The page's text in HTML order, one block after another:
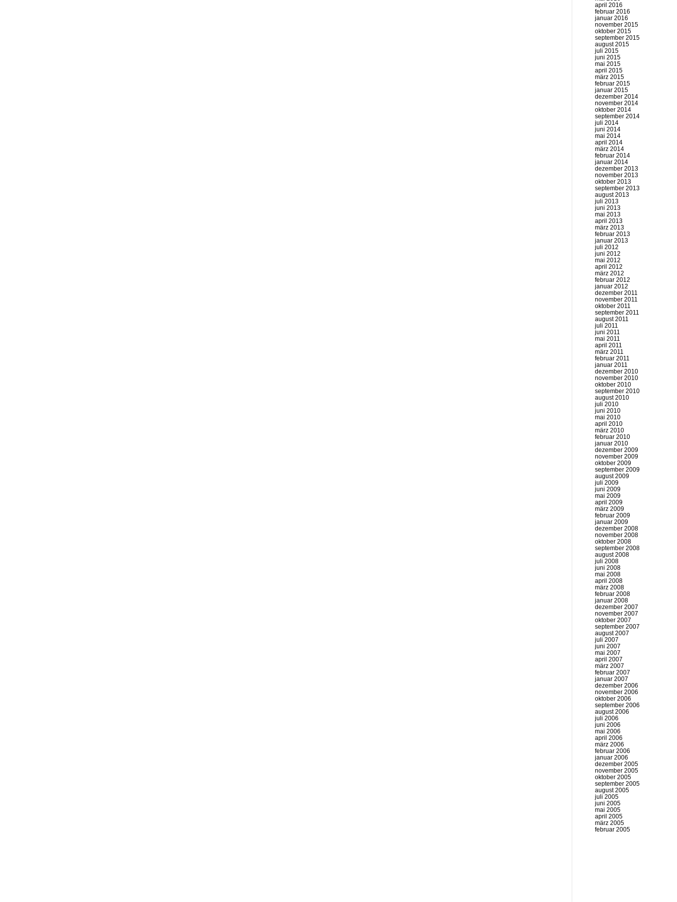
april 2016
februar 2016
januar 2016
november 2015
oktober 2015
september 2015
august 2015
juli 2015
juni 2015
mai 2015
april 2015
märz 2015
februar 2015
januar 2015
dezember 2014
november 2014
oktober 2014
september 2014
juli 2014
juni 2014
mai 2014
april 2014
märz 2014
februar 2014
januar 2014
dezember 2013
november 2013
oktober 2013
september 2013
august 2013
juli 2013
juni 2013
mai 2013
april 2013
märz 2013
februar 2013
januar 2013
juli 2012
juni 2012
mai 2012
april 2012
märz 2012
februar 2012
januar 2012
dezember 2011
november 2011
oktober 2011
september 2011
august 2011
juli 2011
juni 2011
mai 2011
april 2011
märz 2011
februar 2011
januar 2011
dezember 2010
november 2010
oktober 2010
september 2010
august 2010
juli 2010
juni 2010
mai 2010
april 2010
märz 2010
februar 2010
januar 2010
dezember 2009
november 2009
oktober 2009
september 2009
august 2009
juli 2009
juni 2009
mai 2009
april 2009
märz 2009
februar 2009
januar 2009
dezember 2008
november 2008
oktober 2008
september 2008
august 2008
juli 2008
juni 2008
mai 2008
april 2008
märz 2008
februar 2008
januar 2008
dezember 2007
november 2007
oktober 2007
september 2007
august 2007
juli 2007
juni 2007
mai 2007
april 2007
märz 2007
februar 2007
januar 2007
dezember 2006
november 2006
oktober 2006
september 2006
august 2006
juli 2006
juni 2006
mai 2006
april 2006
märz 2006
februar 2006
januar 2006
dezember 2005
november 2005
oktober 2005
september 2005
august 2005
juli 2005
juni 2005
mai 2005
april 2005
märz 2005
februar 2005